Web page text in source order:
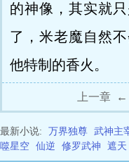
的神像，其实就
了，米老魔自然
他特制的香火。
上一章 ←
最新小说: 万界独尊 武神主
噬星空 仙逆 修罗武神 遮天